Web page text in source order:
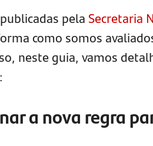
pela Secretaria
como somos
neste guia, vamos
a nova regra